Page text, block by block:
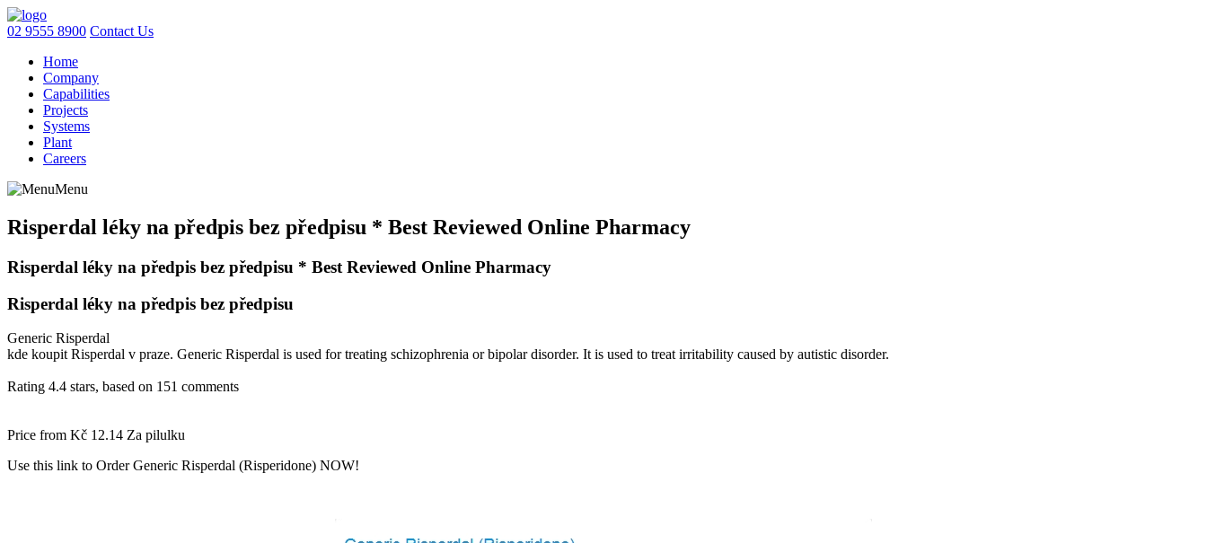
02 9555 8900 Contact Us
Home
Company
Capabilities
Projects
Systems
Plant
Careers
Menu
Risperdal léky na předpis bez předpisu * Best Reviewed Online Pharmacy
Risperdal léky na předpis bez předpisu * Best Reviewed Online Pharmacy
Risperdal léky na předpis bez předpisu
Generic Risperdal
kde koupit Risperdal v praze. Generic Risperdal is used for treating schizophrenia or bipolar disorder. It is used to treat irritability caused by autistic disorder.
Rating 4.4 stars, based on 151 comments
Price from Kč 12.14 Za pilulku
Use this link to Order Generic Risperdal (Risperidone) NOW!